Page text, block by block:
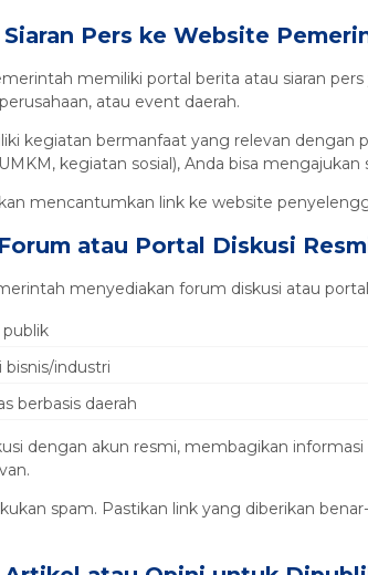
Pers ke Website
memiliki portal berita atau siaran
atau event daerah.
kegiatan bermanfaat yang relevan dengan
kegiatan sosial), Anda bisa mengajukan
mencantumkan link ke website
atau Portal Diskusi
menyediakan forum diskusi atau
publik
bisnis/industri
berbasis daerah
dengan akun resmi, membagikan
spam. Pastikan link yang diberikan